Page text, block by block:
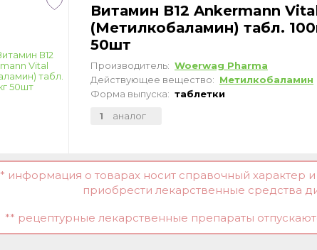
Витамин В12 Ankermann
(Метилкобаламин) табл.
50шт
Производитель: Woerwag Pharma
Действующее вещество: Метилкобаламин
Форма выпуска: таблетки
1
аналог
* информация о товарах носит справочный характер
приобрести лекарственные средства
** рецептурные лекарственные препараты